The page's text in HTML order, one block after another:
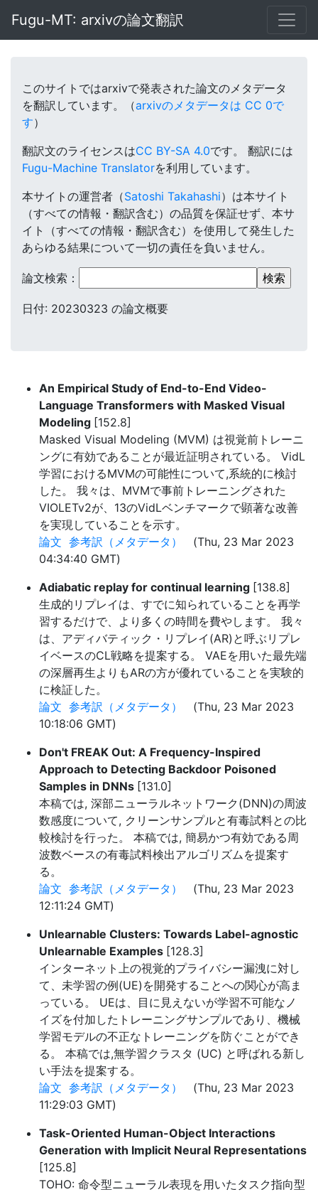
Fugu-MT: arxivの論文翻訳
このサイトではarxivで発表された論文のメタデータ
を翻訳しています。（arxivのメタデータは CC 0で
す）
翻訳文のライセンスはCC BY-SA 4.0です。 翻訳には
Fugu-Machine Translatorを利用しています。
本サイトの運営者（Satoshi Takahashi）は本サイト
（すべての情報・翻訳含む）の品質を保証せず、本サ
イト（すべての情報・翻訳含む）を使用して発生した
あらゆる結果について一切の責任を負いません。
論文検索：
日付: 20230323 の論文概要
An Empirical Study of End-to-End Video-
Language Transformers with Masked Visual
Modeling [152.8]
Masked Visual Modeling (MVM) は視覚前トレーニ
ングに有効であることが最近証明されている。 VidL
学習におけるMVMの可能性について,系統的に検討
した。 我々は、MVMで事前トレーニングされた
VIOLETv2が、13のVidLベンチマークで顕著な改善
を実現していることを示す。
論文 参考訳（メタデータ）
(Thu, 23 Mar 2023
04:34:40 GMT)
Adiabatic replay for continual learning [138.8]
生成的リプレイは、すでに知られていることを再学
習するだけで、より多くの時間を費やします。 我々
は、アディバティック・リプレイ(AR)と呼ぶリプレ
イベースのCL戦略を提案する。 VAEを用いた最先端
の深層再生よりもARの方が優れていることを実験的
に検証した。
論文 参考訳（メタデータ）
(Thu, 23 Mar 2023
10:18:06 GMT)
Don't FREAK Out: A Frequency-Inspired
Approach to Detecting Backdoor Poisoned
Samples in DNNs [131.0]
本稿では, 深部ニューラルネットワーク(DNN)の周波
数感度について, クリーンサンプルと有毒試料との比
較検討を行った。 本稿では, 簡易かつ有効である周
波数ベースの有毒試料検出アルゴリズムを提案す
る。
論文 参考訳（メタデータ）
(Thu, 23 Mar 2023
12:11:24 GMT)
Unlearnable Clusters: Towards Label-agnostic
Unlearnable Examples [128.3]
インターネット上の視覚的プライバシー漏洩に対し
て、未学習の例(UE)を開発することへの関心が高ま
っている。 UEは、目に見えないが学習不可能なノ
イズを付加したトレーニングサンプルであり、機械
学習モデルの不正なトレーニングを防ぐことができ
る。 本稿では,無学習クラスタ (UC) と呼ばれる新し
い手法を提案する。
論文 参考訳（メタデータ）
(Thu, 23 Mar 2023
11:29:03 GMT)
Task-Oriented Human-Object Interactions
Generation with Implicit Neural Representations
[125.8]
TOHO: 命令型ニューラル表現を用いたタスク指向型